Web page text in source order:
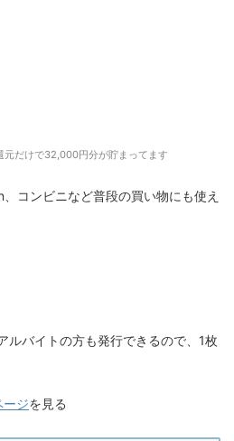
元だけで32,000円分が貯まってます
コンビニなど普段の買い物にも使え
ルバイトの方も発行できるので、1枚
ジを見る